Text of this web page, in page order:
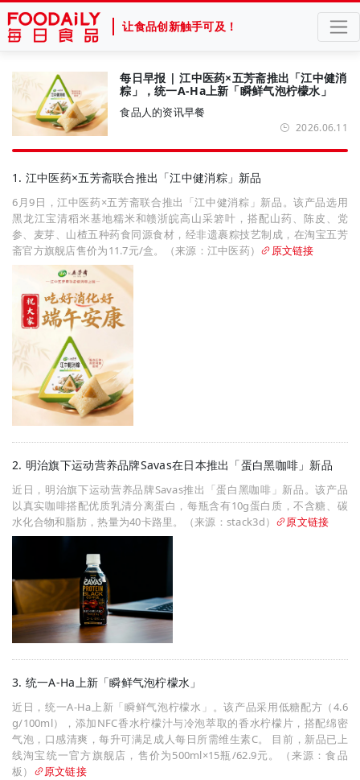
让食品创新触手可及！
每日早报 | 江中医药×五芳斋推出「江中健消
粽」，统一A-Ha上新「瞬鲜气泡柠檬水」
食品人的资讯早餐
2026.06.11
1. 江中医药×五芳斋联合推出「江中健消粽」新品
6月9日，江中医药×五芳斋联合推出「江中健消粽」新品。该产品选用
黑龙江宝清稻米基地糯米和赣浙皖高山采箬叶，搭配山药、陈皮、党
参、麦芽、山楂五种药食同源食材，经非遗裹粽技艺制成，在淘宝五芳
斋官方旗舰店售价为11.7元/盒。（来源：江中医药）
原文链接
2. 明治旗下运动营养品牌Savas在日本推出「蛋白黑咖啡」新品
近日，明治旗下运动营养品牌Savas推出「蛋白黑咖啡」新品。该产品
以真实咖啡搭配优质乳清分离蛋白，每瓶含有10g蛋白质，不含糖、碳
水化合物和脂肪，热量为40卡路里。（来源：stack3d）
原文链接
3. 统一A-Ha上新「瞬鲜气泡柠檬水」
近日，统一A-Ha上新「瞬鲜气泡柠檬水」。该产品采用低糖配方（4.6
g/100ml），添加NFC香水柠檬汁与冷泡萃取的香水柠檬片，搭配绵密
气泡，口感清爽，每升可满足成人每日所需维生素C。 目前，新品已上
线淘宝统一官方旗舰店，售价为500ml×15瓶/62.9元。（来源：食品
板）
原文链接